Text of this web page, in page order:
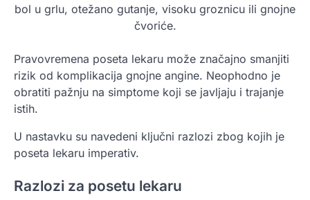
bol u grlu, otežano gutanje, visoku groznicu ili gnojne
čvoriće.
Pravovremena poseta lekaru može značajno smanjiti
rizik od komplikacija gnojne angine. Neophodno je
obratiti pažnju na simptome koji se javljaju i trajanje
istih.
U nastavku su navedeni ključni razlozi zbog kojih je
poseta lekaru imperativ.
Razlozi za posetu lekaru